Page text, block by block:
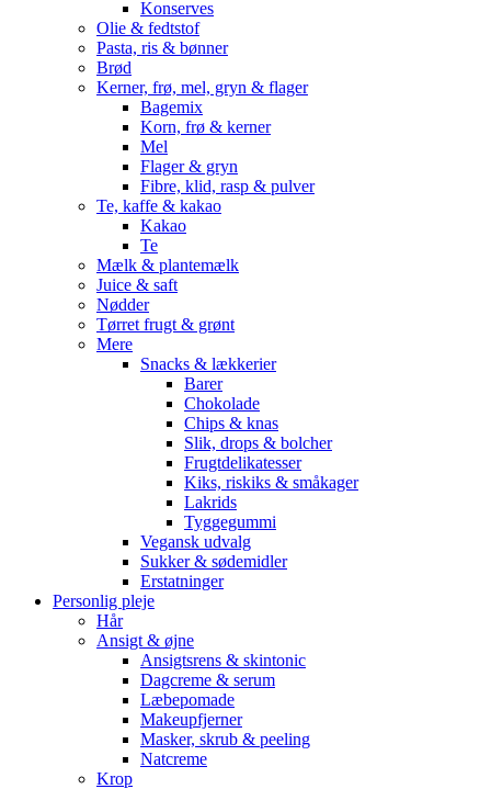
Konserves
Olie & fedtstof
Pasta, ris & bønner
Brød
Kerner, frø, mel, gryn & flager
Bagemix
Korn, frø & kerner
Mel
Flager & gryn
Fibre, klid, rasp & pulver
Te, kaffe & kakao
Kakao
Te
Mælk & plantemælk
Juice & saft
Nødder
Tørret frugt & grønt
Mere
Snacks & lækkerier
Barer
Chokolade
Chips & knas
Slik, drops & bolcher
Frugtdelikatesser
Kiks, riskiks & småkager
Lakrids
Tyggegummi
Vegansk udvalg
Sukker & sødemidler
Erstatninger
Personlig pleje
Hår
Ansigt & øjne
Ansigtsrens & skintonic
Dagcreme & serum
Læbepomade
Makeupfjerner
Masker, skrub & peeling
Natcreme
Krop